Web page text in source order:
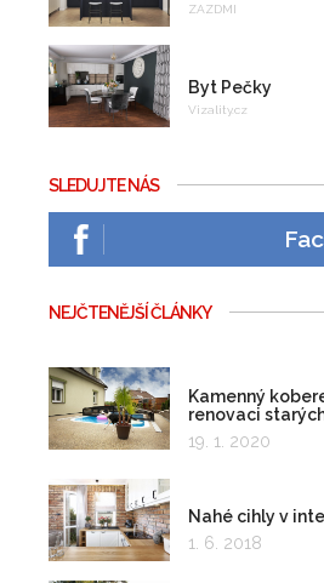
ZAZDMI
Byt Pečky
Vizality.cz
SLEDUJTE NÁS
NEJČTENĚJŠÍ ČLÁNKY
Kamenný
renovaci
kolem bazénu
19. 1. 2020
Nahé cihly v
1. 6. 2018